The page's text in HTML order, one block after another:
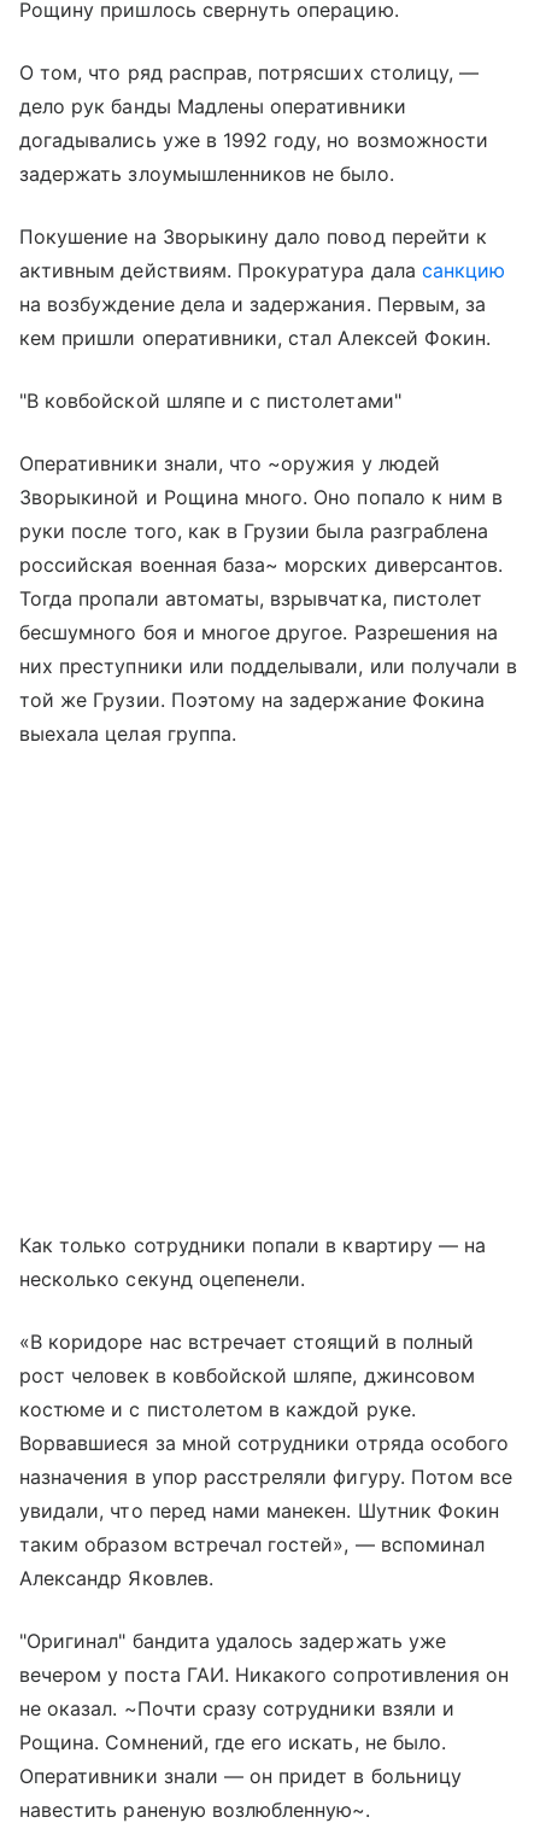
Рощину пришлось свернуть операцию.
О том, что ряд расправ, потрясших столицу, —
дело рук банды Мадлены оперативники
догадывались уже в 1992 году, но возможности
задержать злоумышленников не было.
Покушение на Зворыкину дало повод перейти к
активным действиям. Прокуратура дала санкцию
на возбуждение дела и задержания. Первым, за
кем пришли оперативники, стал Алексей Фокин.
"В ковбойской шляпе и с пистолетами"
Оперативники знали, что ~оружия у людей
Зворыкиной и Рощина много. Оно попало к ним в
руки после того, как в Грузии была разграблена
российская военная база~ морских диверсантов.
Тогда пропали автоматы, взрывчатка, пистолет
бесшумного боя и многое другое. Разрешения на
них преступники или подделывали, или получали в
той же Грузии. Поэтому на задержание Фокина
выехала целая группа.
Как только сотрудники попали в квартиру — на
несколько секунд оцепенели.
«В коридоре нас встречает стоящий в полный
рост человек в ковбойской шляпе, джинсовом
костюме и с пистолетом в каждой руке.
Ворвавшиеся за мной сотрудники отряда особого
назначения в упор расстреляли фигуру. Потом все
увидали, что перед нами манекен. Шутник Фокин
таким образом встречал гостей», — вспоминал
Александр Яковлев.
"Оригинал" бандита удалось задержать уже
вечером у поста ГАИ. Никакого сопротивления он
не оказал. ~Почти сразу сотрудники взяли и
Рощина. Сомнений, где его искать, не было.
Оперативники знали — он придет в больницу
навестить раненую возлюбленную~.